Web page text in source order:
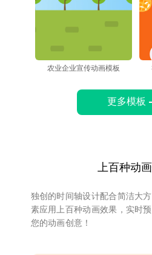
农业企业宣传动画模板
更多模板
上百种动
独创的时间轴设计配合简洁大
素应用上百种动画效果，实时
您的动画创意！